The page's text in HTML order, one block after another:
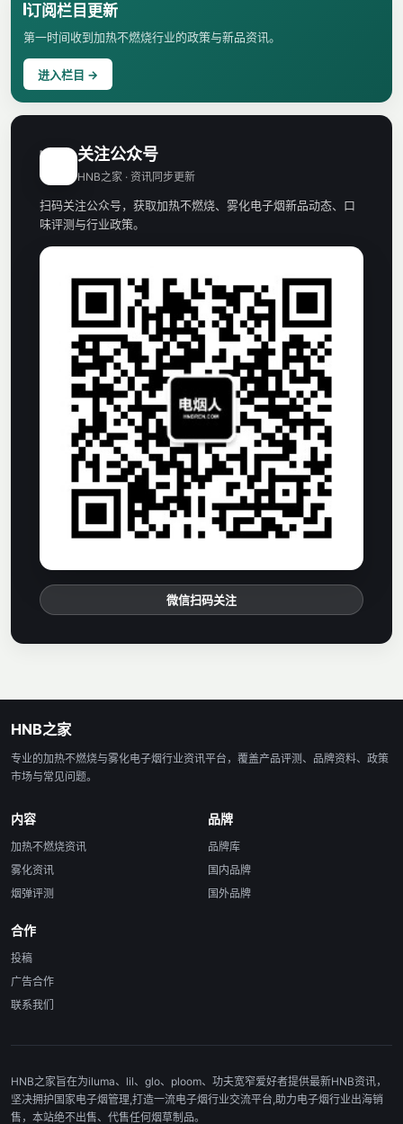
订阅栏目更新
第一时间收到加热不燃烧行业的政策与新品资讯。
进入栏目 →
H 关注公众号
HNB之家 · 资讯同步更新
扫码关注公众号，获取加热不燃烧、雾化电子烟新品动态、口
味评测与行业政策。
微信扫码关注
HNB之家
专业的加热不燃烧与雾化电子烟行业资讯平台，覆盖产品评测、品牌资料、政策
市场与常见问题。
内容
加热不燃烧资讯
雾化资讯
烟弹评测
品牌
品牌库
国内品牌
国外品牌
合作
投稿
广告合作
联系我们
HNB之家旨在为iluma、lil、glo、ploom、功夫宽窄爱好者提供最新HNB资讯，
坚决拥护国家电子烟管理,打造一流电子烟行业交流平台,助力电子烟行业出海销
售，本站绝不出售、代售任何烟草制品。